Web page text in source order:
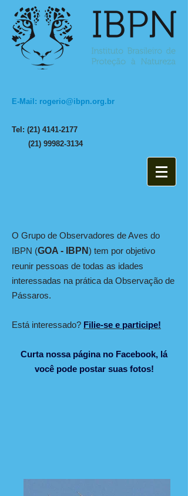
E-Mail: rogerio@ibpn.org.br
Tel: (21) 4141-2177
(21) 99982-3134
O Grupo de Observadores de Aves do
IBPN (GOA - IBPN) tem por objetivo
reunir pessoas de todas as idades
interessadas na prática da Observação de
Pássaros.
Está interessado? Filie-se e participe!
Curta nossa página no Facebook, lá
você pode postar suas fotos!